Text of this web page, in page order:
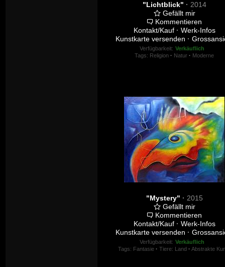
"Lichtblick" · 2014
Gefällt mir
Kommentieren
Kontakt/Kauf · Werk-Infos
Kunstkarte versenden ·
Verfügbarkeit: Verkäuflich
Tags: Religion · Natur · Moderne
"Mystery" · 2015
Gefällt mir
Kommentieren
Kontakt/Kauf · Werk-Infos
Kunstkarte versenden ·
Verfügbarkeit: Verkäuflich
Tags: Fantasie · Tiere: Land · Abstrakte